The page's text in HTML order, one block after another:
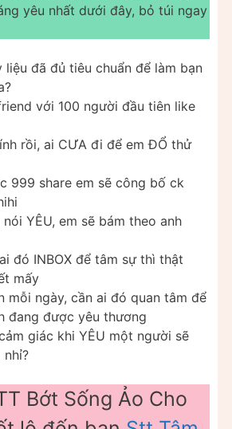
yêu nhất dưới đây, bỏ túi ngay
liệu đã đủ tiêu chuẩn để làm bạn
với 100 người đầu tiên like
rồi, ai CƯA đi để em ĐỔ thử
999 share em sẽ công bố ck
nói YÊU, em sẽ bám theo anh
đó INBOX để tâm sự thì thật
mấy
mỗi ngày, cần ai đó quan tâm để
đang được yêu thương
giác khi YÊU một người sẽ
nhỉ?
Bớt Sống Ảo Cho